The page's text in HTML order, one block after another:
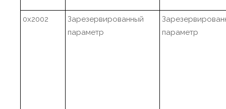
0x2002
Зарезервированный
параметр
параметр